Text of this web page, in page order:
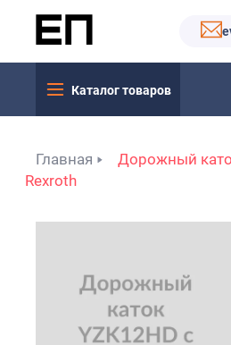
Каталог товаров
Главная
Дорожный
Rexroth